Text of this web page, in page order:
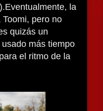
la
pero no
quizás un
más tiempo
el ritmo de la